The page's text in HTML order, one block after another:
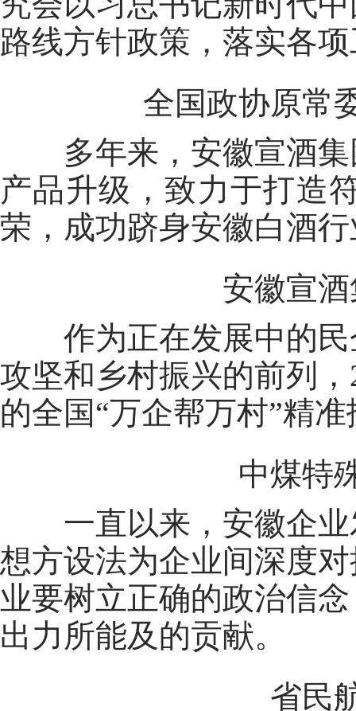
路线方针政策，落实各
全国政协原常委
多年来，安徽宣酒集
产品升级，致力于打造
荣，成功跻身安徽白酒
安徽宣酒
作为正在发展中的民
攻坚和乡村振兴的前列
的全国“万企帮万村”精
中煤特殊
一直以来，安徽企业
想方设法为企业间深度
业要树立正确的政治信
出力所能及的贡献。
省民航